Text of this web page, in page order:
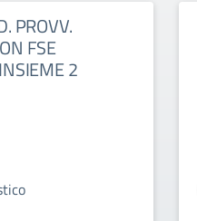
PROVV.
FSE
2